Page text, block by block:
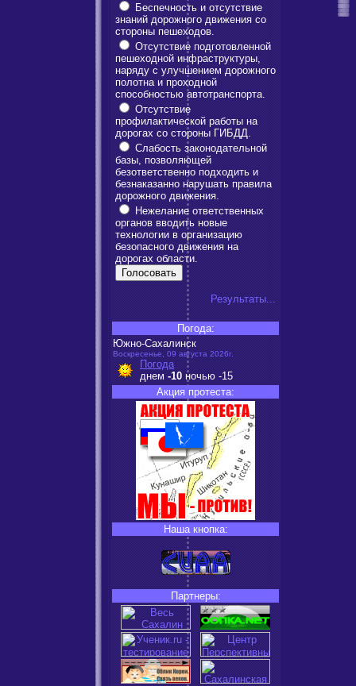
Беспечность и отсутствие
знаний дорожного движения со
стороны пешеходов.
Отсутствие подготовленной
пешеходной инфраструктуры,
наряду с улучшением дорожного
полотна и проходной
способностью автотранспорта.
Отсутствие
профилактической работы на
дорогах со стороны ГИБДД.
Слабость законодательной
базы, позволяющей
безответственно подходить и
безнаказанно нарушать правила
дорожного движения.
Нежелание ответственных
органов вводить новые
технологии в организацию
безопасного движения на
дорогах области.
Результаты...
Погода:
Южно-Сахалинск
Воскресенье, 09 августа 2026г.
Погода
днем -10 ночью -15
Акция протеста:
Наша кнопка:
Партнеры: